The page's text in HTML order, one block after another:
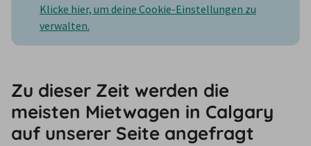
Klicke hier, um deine Cookie-Einstellungen zu
verwalten.
Zu dieser Zeit werden die
meisten Mietwagen in Calgary
auf unserer Seite angefragt